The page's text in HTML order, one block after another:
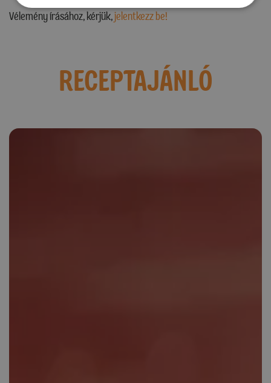
Vélemény írásához, kérjük,jelentkezz be!
RECEPTAJÁNLÓ